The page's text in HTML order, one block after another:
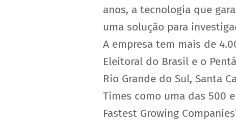
anos, a tecnologia que
uma solução para
A empresa tem mais de
Eleitoral do Brasil e o
Rio Grande do Sul, Santa
Times como uma das 500
Fastest Growing